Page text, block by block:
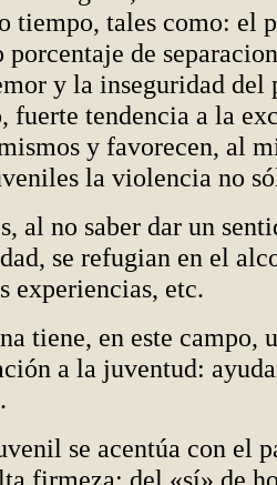
tiempo, tales como: el
de
y la inseguridad del
fuerte tendencia a la
y favorecen, al
la violencia no
al no saber dar un
se refugian en el
experiencias, etc.
tiene, en este campo,
a la juventud:
se acentúa con el
firmeza: del «sí» de